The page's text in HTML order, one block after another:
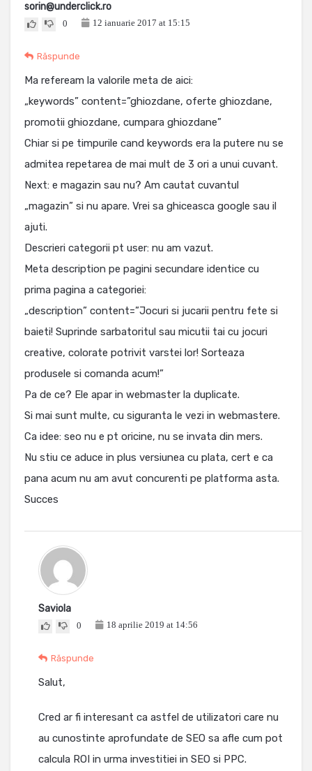
sorin@underclick.ro
0 12 ianuarie 2017 at 15:15
Răspunde
Ma refeream la valorile meta de aici:
„keywords” content=”ghiozdane, oferte ghiozdane,
promotii ghiozdane, cumpara ghiozdane”
Chiar si pe timpurile cand keywords era la putere nu se
admitea repetarea de mai mult de 3 ori a unui cuvant.
Next: e magazin sau nu? Am cautat cuvantul
„magazin” si nu apare. Vrei sa ghiceasca google sau il
ajuti.
Descrieri categorii pt user: nu am vazut.
Meta description pe pagini secundare identice cu
prima pagina a categoriei:
„description” content=”Jocuri si jucarii pentru fete si
baieti! Suprinde sarbatoritul sau micutii tai cu jocuri
creative, colorate potrivit varstei lor! Sorteaza
produsele si comanda acum!”
Pa de ce? Ele apar in webmaster la duplicate.
Si mai sunt multe, cu siguranta le vezi in webmastere.
Ca idee: seo nu e pt oricine, nu se invata din mers.
Nu stiu ce aduce in plus versiunea cu plata, cert e ca
pana acum nu am avut concurenti pe platforma asta.
Succes
Saviola
0 18 aprilie 2019 at 14:56
Răspunde
Salut,
Cred ar fi interesant ca astfel de utilizatori care nu
au cunostinte aprofundate de SEO sa afle cum pot
calcula ROI in urma investitiei in SEO si PPC.